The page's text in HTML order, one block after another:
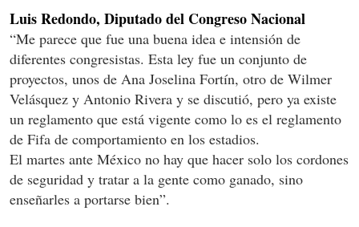
Luis Redondo, Diputado del Congreso Nacional
“Me parece que fue una buena idea e intensión de
diferentes congresistas. Esta ley fue un conjunto de
proyectos, unos de Ana Joselina Fortín, otro de Wilmer
Velásquez y Antonio Rivera y se discutió, pero ya existe
un reglamento que está vigente como lo es el reglamento
de Fifa de comportamiento en los estadios.
El martes ante México no hay que hacer solo los cordones
de seguridad y tratar a la gente como ganado, sino
enseñarles a portarse bien”.